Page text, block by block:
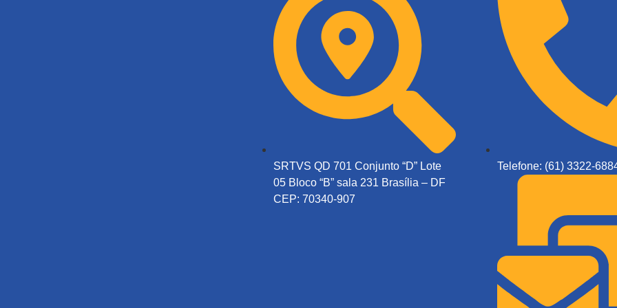
SRTVS QD 701 Conjunto “D” Lote
05 Bloco “B” sala 231 Brasília – DF
CEP: 70340-907
Telefone: (61) 3322-